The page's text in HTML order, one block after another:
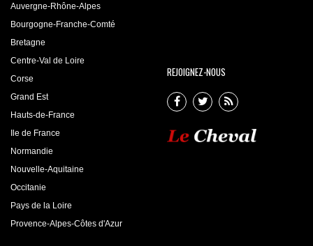
Auvergne-Rhône-Alpes
Bourgogne-Franche-Comté
Bretagne
Centre-Val de Loire
Corse
Grand Est
Hauts-de-France
Ile de France
Normandie
Nouvelle-Aquitaine
Occitanie
Pays de la Loire
Provence-Alpes-Côtes d'Azur
REJOIGNEZ-NOUS